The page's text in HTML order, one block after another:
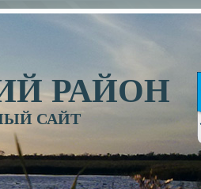
РАЙОН
САЙТ